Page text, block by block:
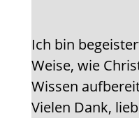
Ich bin
Weise, wie
Wissen
Vielen Dank,